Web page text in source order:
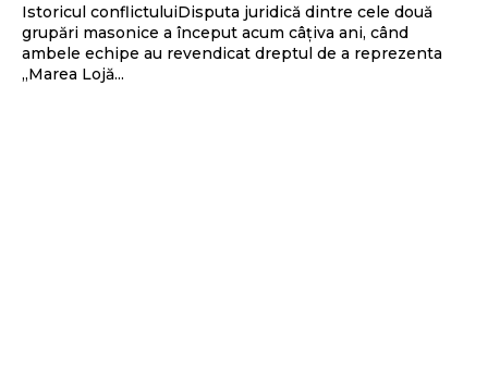
Istoricul conflictuluiDisputa juridică dintre cele două
grupări masonice a început acum câțiva ani, când
ambele echipe au revendicat dreptul de a reprezenta
„Marea Lojă...